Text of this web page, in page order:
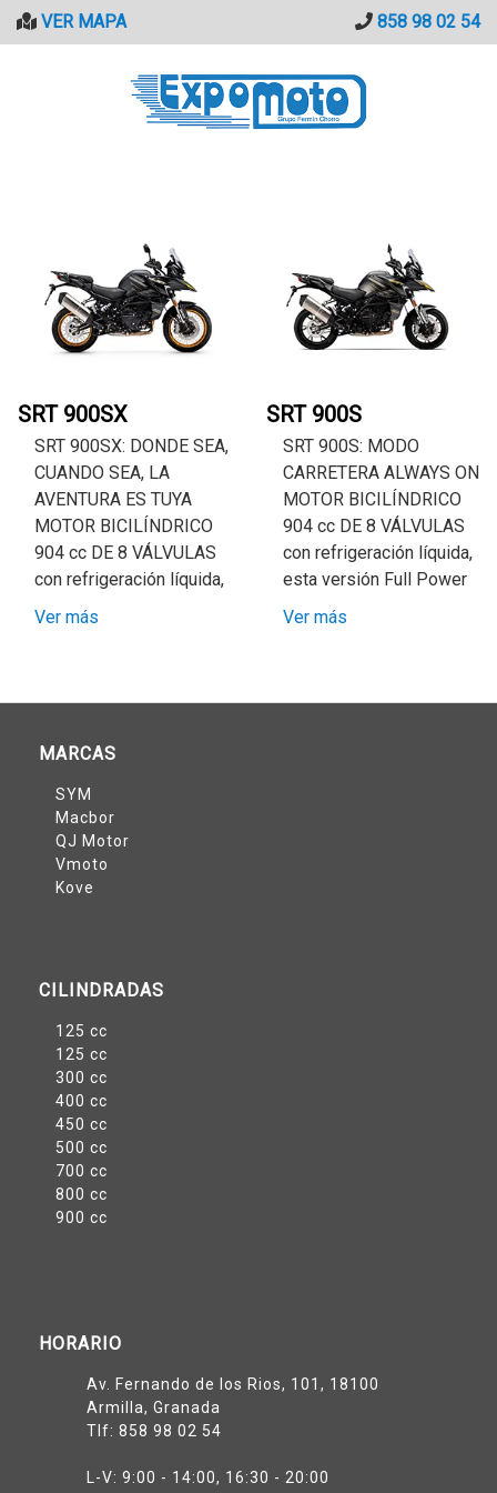
SaltarVER MAPA 858 98 02 54
SRT 900SX
SRT 900SX: DONDE SEA,
CUANDO SEA, LA
AVENTURA ES TUYA
MOTOR BICILÍNDRICO
904 cc DE 8 VÁLVULAS
con refrigeración líquida,
Ver más
SRT 900S
SRT 900S: MODO
CARRETERA ALWAYS ON
MOTOR BICILÍNDRICO
904 cc DE 8 VÁLVULAS
con refrigeración líquida,
esta versión Full Power
Ver más
MARCAS
SYM
Macbor
QJ Motor
Vmoto
Kove
CILINDRADAS
125 cc
125 cc
300 cc
400 cc
450 cc
500 cc
700 cc
800 cc
900 cc
HORARIO
Av. Fernando de los Rios, 101, 18100
Armilla, Granada
Tlf: 858 98 02 54
L-V: 9:00 - 14:00, 16:30 - 20:00